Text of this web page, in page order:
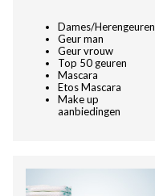
Dames/Herengeuren
Geur man
Geur vrouw
Top 50 geuren
Mascara
Etos Mascara
Make up
aanbiedingen